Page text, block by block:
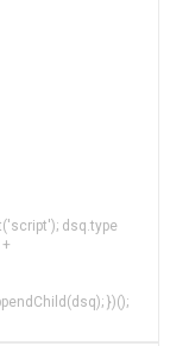
dsq.type
})();